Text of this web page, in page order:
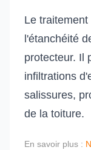
Le
l'étanchéité
protecteur. Il
infiltrations
salissures,
de la toiture.
En savoir plus :